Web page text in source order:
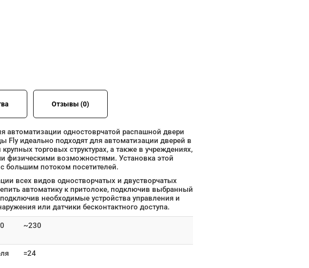
Отзывы (0)
автоматизации одностоврчатой распашной двери
Fly идеально подходят для автоматизации дверей в
торговых структурах, а также в учреждениях,
возможностями. Установка этой
большим потоком посетителей.
всех видов одностворчатых и двустворчатых
автоматику к притолоке, подключив выбранный
необходимые устройства управления и
или датчики бесконтактного доступа.
~230
=24